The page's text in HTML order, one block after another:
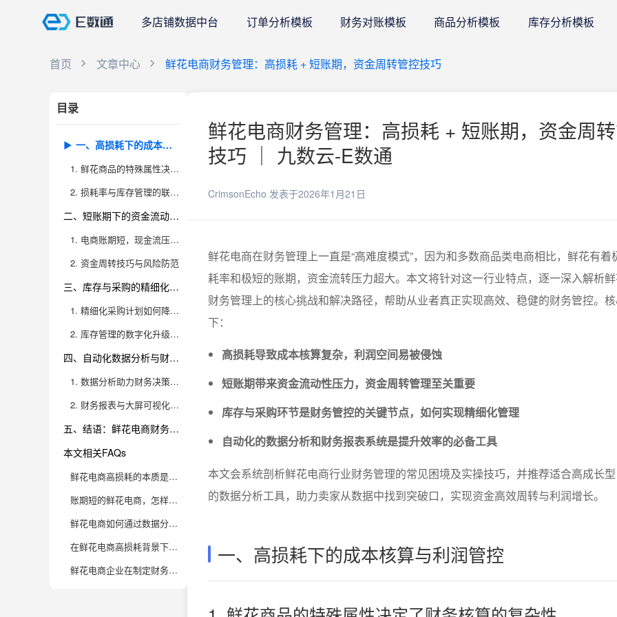
多店铺数据中台 订单分析模板 财务对账模板 商品分析模板 库存分析模板
首页 文章中心 鲜花电商财务管理：高损耗 + 短账期，资金周转管控技巧
目录
一、高损耗下的成本核算与利润管控
1. 鲜花商品的特殊属性决定了财务核算的复杂性
2. 损耗率与库存管理的联动效应
二、短账期下的资金流动与周转风险
1. 电商账期短，现金流压力大
2. 资金周转技巧与风险防范
三、库存与采购的精细化财务管理
1. 精细化采购计划如何降低损耗和资金占用
2. 库存管理的数字化升级与效益提升
四、自动化数据分析与财务报表系统的运用
1. 数据分析助力财务决策科学化
2. 财务报表与大屏可视化的管理优势
五、结语：鲜花电商财务管理的升级之路
本文相关FAQs
鲜花电商高损耗的本质是什么？如何用数据分析优化损耗管理？
账期短的鲜花电商，怎样科学进行资金周转管控？
鲜花电商如何通过数据分析提升利润空间？
在鲜花电商高损耗背景下，如何设定合理的促销策略避免“赔本赚吆喝”？
鲜花电商企业在制定财务预算时有哪些独特要点？
鲜花电商财务管理：高损耗 + 短账期，资金周
技巧 ｜ 九数云-E数通
CrimsonEcho 发表于2026年1月21日
鲜花电商在财务管理上一直是“高难度模式”，因为和多数商品类电商相比，鲜花有着
耗率和极短的账期，资金流转压力超大。本文将针对这一行业特点，逐一深入解析
财务管理上的核心挑战和解决路径，帮助从业者真正实现高效、稳健的财务管控。
下：
高损耗导致成本核算复杂，利润空间易被侵蚀
短账期带来资金流动性压力，资金周转管理至关重要
库存与采购环节是财务管控的关键节点，如何实现精细化管理
自动化的数据分析和财务报表系统是提升效率的必备工具
本文会系统剖析鲜花电商行业财务管理的常见困境及实操技巧，并推荐适合高成长
的数据分析工具，助力卖家从数据中找到突破口，实现资金高效周转与利润增长。
一、高损耗下的成本核算与利润管控